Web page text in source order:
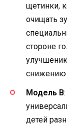
щетинки,
очищать
стороне
снижению
Модель B
детей